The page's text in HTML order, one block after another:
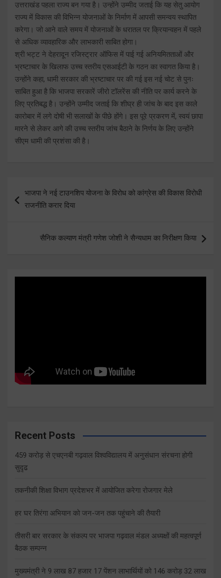
उत्तराखंड पहला राज्य बन गया है। उन्होंने उम्मीद जताई कि यह सेतु आयोग
राज्य में विकास की विभिन्न योजनाओं के निर्माण में आपसी समन्वय स्थापित
करेगा। जो आने वाले समय में योजनाओं के धरातल पर क्रियान्वहन में पहले
से अधिक व्यावहारिक और लाभकारी साबित होगा।
श्री भट्ट ने देहरादून रजिस्ट्रार ऑफिस में पाई गई अनियमितताओं और
भ्रष्टाचार के खिलाफ उच्च स्तरीय एसआईटी के गठन का स्वागत किया है।
उन्होंने कहा, धामी सरकार की भ्रष्टाचार पर की गई इस नई चोट से पुनः
साबित हुआ है कि भाजपा सरकारें जीरो टॉलरेंस की नीति पर कार्य करने के
लिए प्रतिबद्ध है। उन्होंने उम्मीद जताई कि शीघ्र ही जांच के बाद इस काले
कारोबार में लगे दोषी भी सलाखों के पीछे होंगे। इस पूरे प्रकरण में, स्वयं छापा
मारने से लेकर आगे की उच्च स्तरीय जांच बैठाने के निर्णय के लिए उन्होंने
सीएम धामी की प्रशंसा की है।
navigation
भाजपा ने नई टाउनशिप योजना के विरोध को कांग्रेस की विकास विरोधी
राजनीति करार दिया
सैनिक कल्याण मंत्री गणेश जोशी ने सैन्यधाम का निरीक्षण किया
Recent Posts
459 करोड़ से एचएनबी गढ़वाल विश्वविद्यालय में अनुसंधान संरचना होगी
सुदृढ
तकनीकी शिक्षा विभाग प्रदेशभर में आयोजित करेगा रोजगार मेले
हर घर तिरंगा अभियान को जन-जन तक पहुंचाने की तैयारी
तीसरी बार सरकार के संकल्प पर भाजपा गढ़वाल मंडल अध्यक्षों की महत्वपूर्ण
बैठक सम्पन्न
मुख्यमंत्री ने 9 लाख 87 हजार 17 पेंशन लाभार्थियों को 146 करोड़ 32 लाख